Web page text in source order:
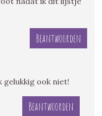
Beantwoorden
gelukkig ook niet!
Beantwoorden